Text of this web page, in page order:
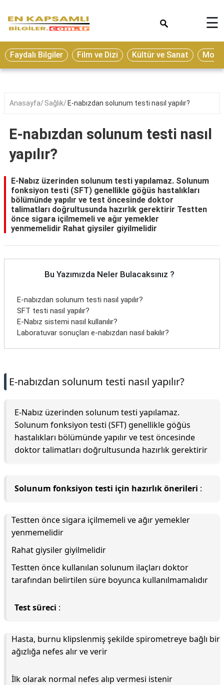
Eğitim
Ekonomi
Seyahat
Oyun
Yaşam
Hukuk
Blog
☰
Faydalı Bilgiler Film ve Dizi Kültür ve Sanat
Anasayfa Sağlık E-nabızdan solunum testi nasıl yapılır?
E-nabızdan solunum testi nasıl
yapılır?
E-Nabız üzerinden solunum testi yapılamaz. Solunum
fonksiyon testi (SFT) genellikle göğüs hastalıkları
bölümünde yapılır ve test öncesinde doktor
talimatları doğrultusunda hazırlık gerektirir Testten
önce sigara içilmemeli ve ağır yemekler
yenmemelidir Rahat giysiler giyilmelidir
Bu Yazımızda Neler Bulacaksınız ?
E-nabızdan solunum testi nasıl yapılır?
SFT testi nasıl yapılır?
E-Nabız sistemi nasıl kullanılır?
Laboratuvar sonuçları e-nabızdan nasıl bakılır?
E-nabızdan solunum testi nasıl yapılır?
E-Nabız üzerinden solunum testi yapılamaz.
Solunum fonksiyon testi (SFT) genellikle göğüs
hastalıkları bölümünde yapılır ve test öncesinde
doktor talimatları doğrultusunda hazırlık gerektirir
Solunum fonksiyon testi için hazırlık önerileri :
Testten önce sigara içilmemeli ve ağır yemekler
yenmemelidir
Rahat giysiler giyilmelidir
Testten önce kullanılan solunum ilaçları doktor
tarafından belirtilen süre boyunca kullanılmamalıdır
Test süreci :
Hasta, burnu klipslenmiş şekilde spirometreye bağlı bir
ağızlığa nefes alır ve verir
İlk olarak normal nefes alıp vermesi istenir